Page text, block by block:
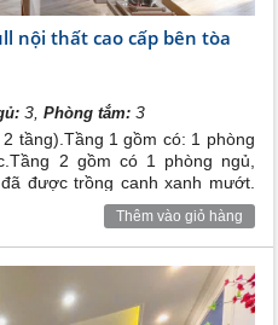
nội thất cao cấp bên tòa
3,Phòng tắm: 3
tầng).Tầng 1 gồm có: 1 phòng
2 gồm có 1 phòng ngủ,
được trồng canh xanh mướt.
nhà trang bị đầy đủ cho các
hàng mua về chỉ cần mang vali
đày đủ, dân trí cao ,an ninh
Thêm vào giỏ hàng